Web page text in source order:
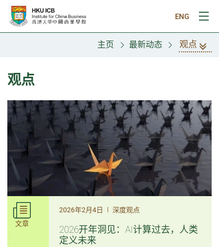
跳往主要内容
ENG
打
主页 最新动态 观点
观点
文章
2026年2月4日 | 深度观点
2026开年洞见：AI计算过去，人类
定义未来